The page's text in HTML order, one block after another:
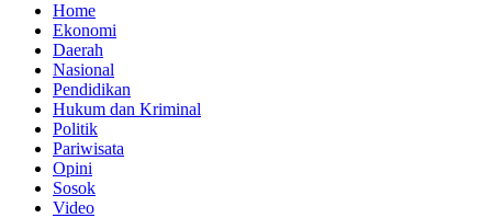
Home
Ekonomi
Daerah
Nasional
Pendidikan
Hukum dan Kriminal
Politik
Pariwisata
Opini
Sosok
Video